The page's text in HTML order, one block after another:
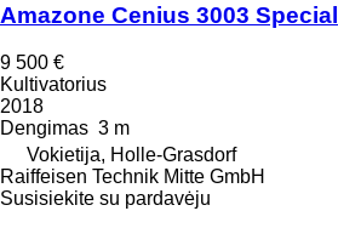
Amazone Cenius 3003 Special
9 500 €
Kultivatorius
2018
Dengimas 3 m
Vokietija, Holle-Grasdorf
Raiffeisen Technik Mitte GmbH
Susisiekite su pardavėju